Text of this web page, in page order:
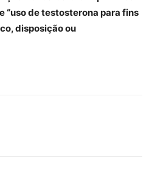
“uso de testosterona para fins
disposição ou